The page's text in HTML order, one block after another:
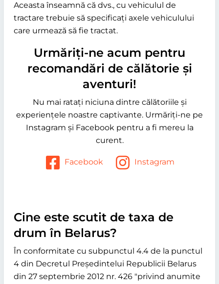
Aceasta înseamnă că dvs., cu vehiculul de
tractare trebuie să specificați axele vehiculului
care urmează să fie tractat.
Urmăriți-ne acum pentru
recomandări de călătorie și
aventuri!
Nu mai ratați niciuna dintre călătoriile și
experiențele noastre captivante. Urmăriți-ne pe
Instagram și Facebook pentru a fi mereu la
curent.
Facebook Instagram
Cine este scutit de taxa de
drum în Belarus?
În conformitate cu subpunctul 4.4 de la punctul
4 din Decretul Președintelui Republicii Belarus
din 27 septembrie 2012 nr. 426 privind anumite